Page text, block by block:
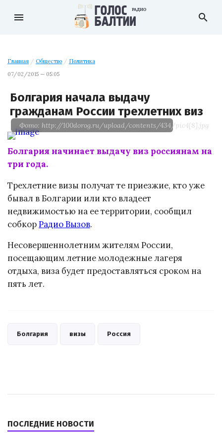
menu search
Главная / Общество / Политика
07/02/2015 — 05:05
Болгария начала выдачу
гражданам России трехлетних виз
Фото: http://100dorog.ru/upload/contents/434/pic4[8].jpg
Болгария начинает выдачу виз россиянам на
три года.
Трехлетние визы получат те приезжие, кто уже
бывал в Болгарии или кто владеет
недвижимостью на ее территории, сообщил
собкорРадио Вызов.
Несовершеннолетним жителям России,
посещающим летние молодежные лагеря
отдыха, виза будет предоставляться сроком на
пять лет.
Болгария визы Россия
ПОСЛЕДНИЕ НОВОСТИ